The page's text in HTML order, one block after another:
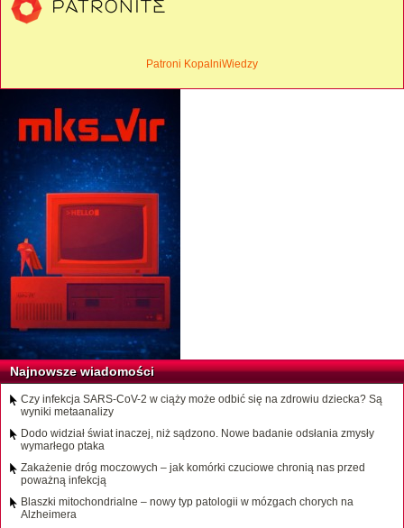
Patroni KopalniWiedzy
Najnowsze wiadomości
Czy infekcja SARS-CoV-2 w ciąży może odbić się na zdrowiu dziecka? Są
wyniki metaanalizy
Dodo widział świat inaczej, niż sądzono. Nowe badanie odsłania zmysły
wymarłego ptaka
Zakażenie dróg moczowych – jak komórki czuciowe chronią nas przed
poważną infekcją
Blaszki mitochondrialne – nowy typ patologii w mózgach chorych na
Alzheimera